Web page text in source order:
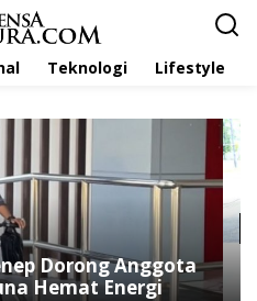
Teknologi Lifestyle
Kompak Naik Becak
Hemat BBM